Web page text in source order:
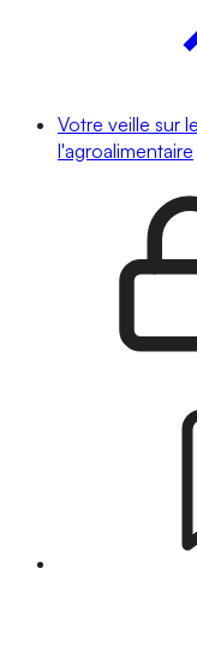
Votre veille sur
l'agroalimentaire